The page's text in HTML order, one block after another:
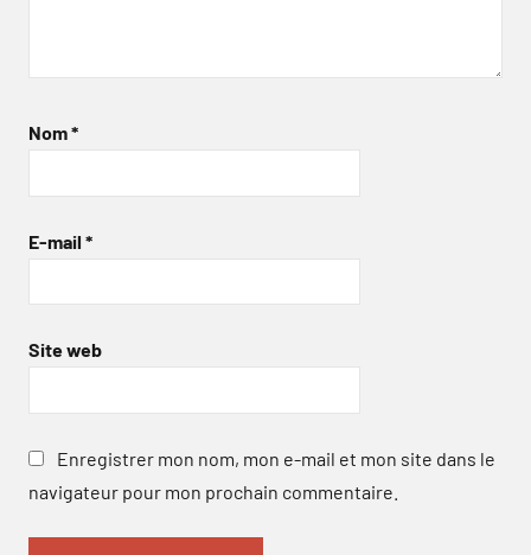
Nom*
E-mail *
Site web
Enregistrer mon nom, mon e-mail et mon site dans le
navigateur pour mon prochain commentaire.